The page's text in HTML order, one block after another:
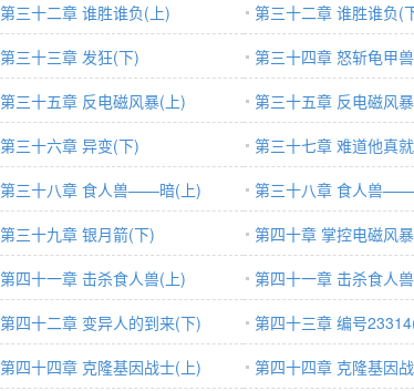
第三十二章 谁胜谁负(上)
第三十二章 谁胜谁负(
第三十三章 发狂(下)
第三十四章 怒斩龟甲
第三十五章 反电磁风暴(上)
第三十五章 反电磁风
第三十六章 异变(下)
第三十七章 难道他真
第三十八章 食人兽——暗(上)
第三十八章 食人兽
第三十九章 银月箭(下)
第四十章 掌控电磁风
第四十一章 击杀食人兽(上)
第四十一章 击杀食人
第四十二章 变异人的到来(下)
第四十三章 编号
第四十四章 克隆基因战士(上)
第四十四章 克隆基因